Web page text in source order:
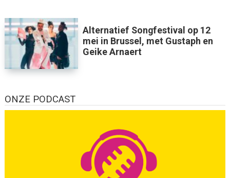
Alternatief Songfestival op 12
mei in Brussel, met Gustaph en
Geike Arnaert
ONZE PODCAST